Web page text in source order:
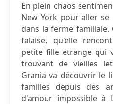
En plein chaos
New York pour aller se
dans la ferme familiale.
falaise, qu'elle
petite fille étrange qui
trouvant de vieilles
Grania va découvrir le
familles depuis des
d'amour impossible à